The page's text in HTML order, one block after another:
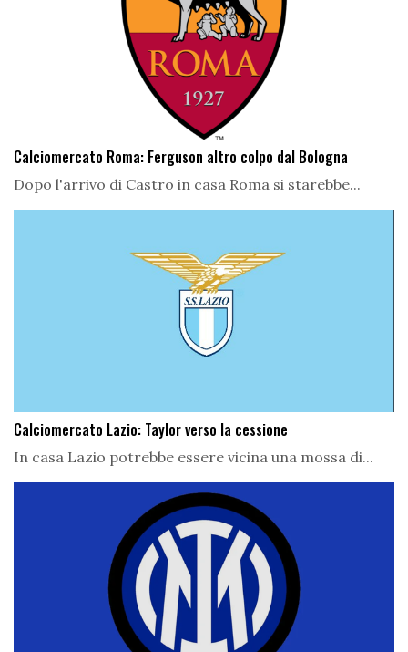
Calciomercato Roma: Ferguson altro colpo dal Bologna
Dopo l'arrivo di Castro in casa Roma si starebbe...
Calciomercato Lazio: Taylor verso la cessione
In casa Lazio potrebbe essere vicina una mossa di...